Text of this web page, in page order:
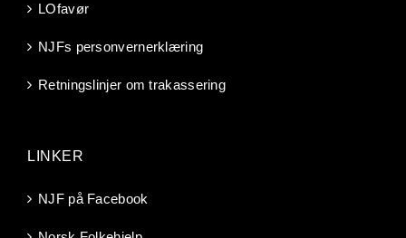
LOfavør
NJFs personvernerklæring
Retningslinjer om trakassering
LINKER
NJF på Facebook